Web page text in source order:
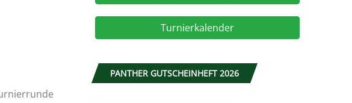
Turnierkalender
PANTHER GUTSCHEINHEFT 2026